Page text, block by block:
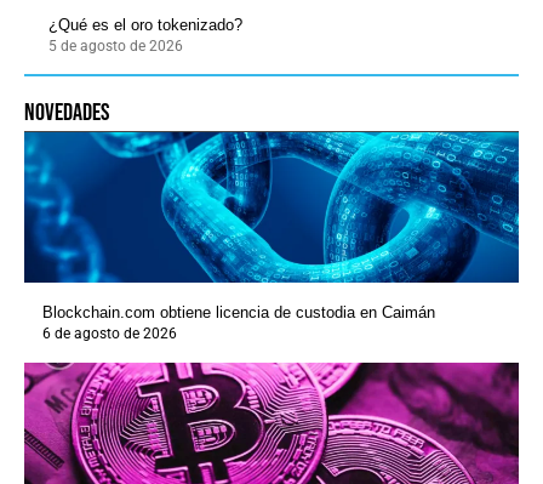
¿Qué es el oro tokenizado?
5 de agosto de 2026
novedades
Blockchain.com obtiene licencia de custodia en Caimán
6 de agosto de 2026